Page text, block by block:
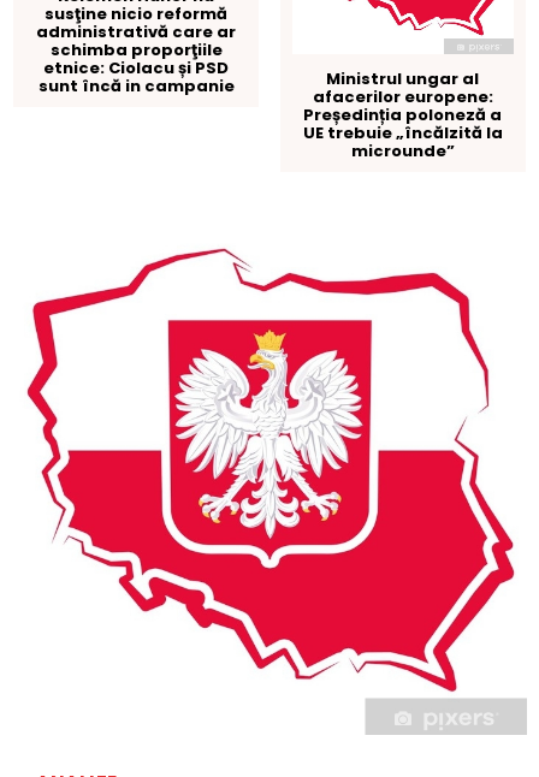
susţine nicio reformă
administrativă care ar
schimba proporţiile
etnice: Ciolacu și PSD
sunt încă in campanie Ministrul ungar al
afacerilor europene:
Președinția poloneză a
UE trebuie „încălzită la
microunde”